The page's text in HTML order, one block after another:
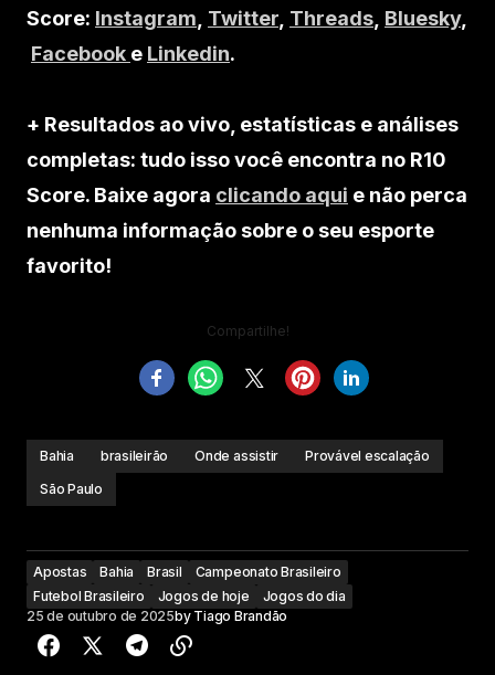
Score: Instagram Twitter Threads Bluesky,
Facebook e Linkedin.
+ Resultados ao vivo, estatísticas e análises
completas: tudo isso você encontra no R10
Score. Baixe agora clicando aqui e não perca
nenhuma informação sobre o seu esporte
favorito!
Compartilhe!
Bahia brasileirão Onde assistir
Provável escalação
São Paulo
Apostas Bahia Brasil
Campeonato Brasileiro
Futebol Brasileiro
Jogos de hoje
Jogos do dia
25 de outubro de 2025by Tiago Brandão